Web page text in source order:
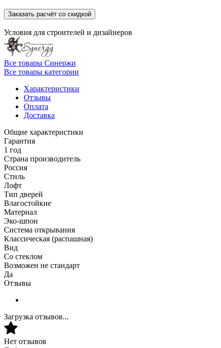
Заказать расчёт со скидкой
Условия для строителей и дизайнеров
Все товары Синержи
Все товары категории
Характеристики
Отзывы
Оплата
Доставка
Общие характеристики
Гарантия
1 год
Страна производитель
Россия
Стиль
Лофт
Тип дверей
Влагостойкие
Материал
Эко-шпон
Система открывания
Классическая (распашная)
Вид
Со стеклом
Возможен не стандарт
Да
Отзывы
Загрузка отзывов...
Нет отзывов